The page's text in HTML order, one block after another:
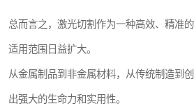
总而言之，激光切割作为一种高效、精准
适用范围日益扩大。
从金属制品到非金属材料，从传统制造到
出强大的生命力和实用性。